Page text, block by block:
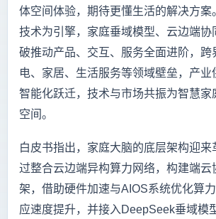
体空间体验，期待更懂生活的解决方案
技术为引擎，家庭垂域模型、云边端协
破推动产品、交互、服务全面进阶，跨
电、家居、生活服务等领域壁垒，产业
智能化跃迁，技术与市场共振为智慧家
空间。
白皮书指出，家庭大脑的底层架构迎来
过整合云边端异构算力网络，构建端云
架，借助硬件加速与AIOS系统优化算
应速度提升，并接入DeepSeek垂域模